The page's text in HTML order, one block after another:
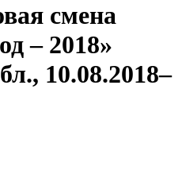
смена
– 2018»
10.08.2018–